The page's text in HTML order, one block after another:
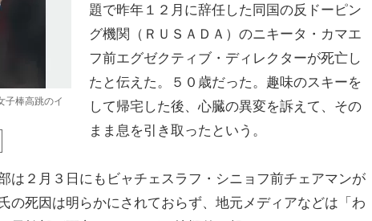
子棒高跳のイ
題で昨年１２月に辞任した同国の反ドーピン
グ機関（ＲＵＳＡＤＡ）のニキータ・カマエ
フ前エグゼクティブ・ディレクターが死亡し
たと伝えた。５０歳だった。趣味のスキーを
して帰宅した後、心臓の異変を訴えて、その
まま息を引き取ったという。
は２月３日にもビャチェスラフ・シニョフ前チェアマンが
の死因は明らかにされておらず、地元メディアなどは「わ